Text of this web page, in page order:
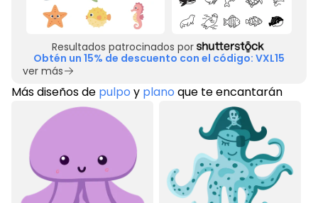
Resultados patrocinados por
Obtén un 15% de descuento con el código: VXL15
ver más
Más diseños de pulpo y plano que te encantarán